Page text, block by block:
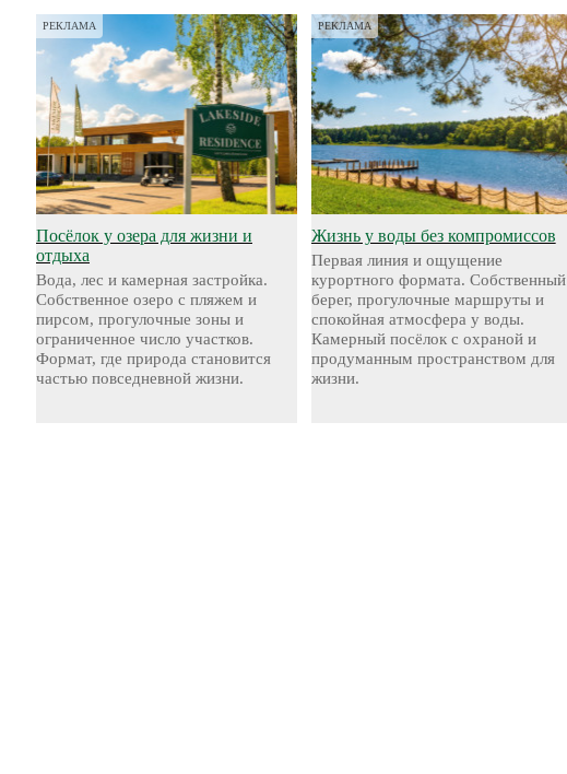
РЕКЛАМА
Посёлок у озера для жизни и
отдыха
Вода, лес и камерная застройка.
Собственное озеро с пляжем и
пирсом, прогулочные зоны и
ограниченное число участков.
Формат, где природа становится
частью повседневной жизни.
РЕКЛАМА
Жизнь у воды без компромиссов
Первая линия и ощущение
курортного формата. Собственный
берег, прогулочные маршруты и
спокойная атмосфера у воды.
Камерный посёлок с охраной и
продуманным пространством для
жизни.